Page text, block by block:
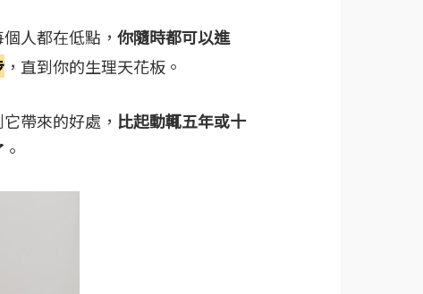
人都在低點，你隨時都可以進
，直到你的生理天花板。
帶來的好處， 比起動輒五年或十
。